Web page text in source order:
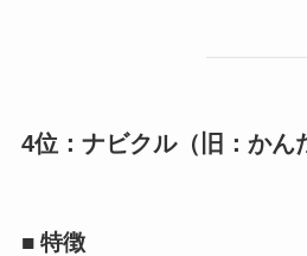
4位：ナビクル（旧：かん
■ 特徴